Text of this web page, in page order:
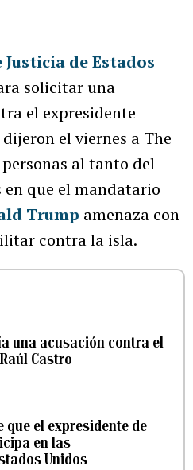
de Estados
solicitar una
el expresidente
dijeron el viernes a The
al tanto del
que el mandatario
Trump amenaza con
contra la isla.
una acusación contra el
Castro
que el expresidente de
en las
Unidos